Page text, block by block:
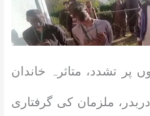
پر تشدد، متاثرہ خاندان
ملزمان کی گرفتاری